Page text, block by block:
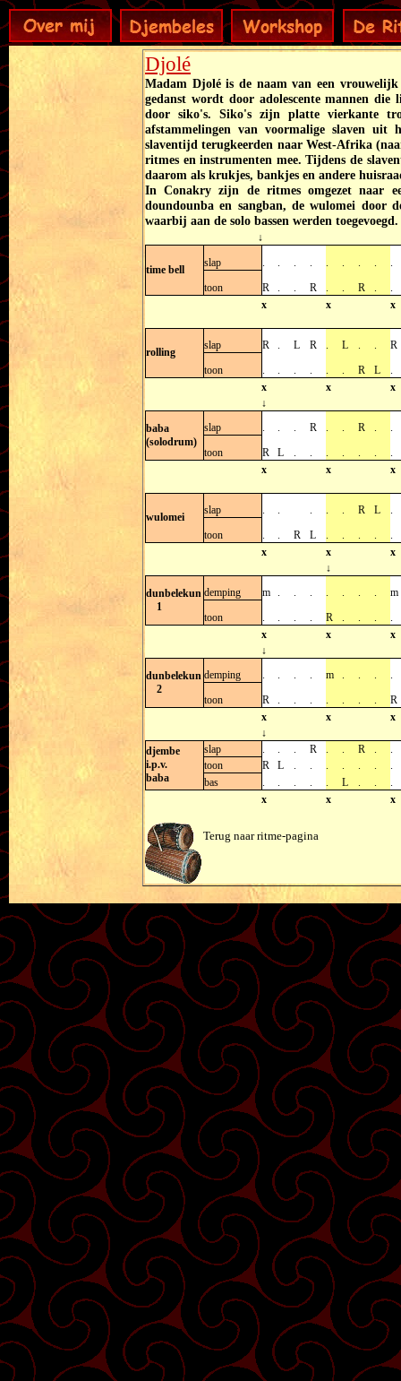
Djolé
Madam Djolé is de naam van een
gedanst wordt door adolescente mannen
door siko's. Siko's zijn platte vierkante
afstammelingen van voormalige slaven uit
slaventijd terugkeerden naar West-Afrika
ritmes en instrumenten mee. Tijdens de
daarom als krukjes, bankjes en andere
In Conakry zijn de ritmes omgezet naar
doundounba en sangban, de wulomei door
waarbij aan de solo bassen werden
↓
time bell
slap . . . . . . . .
.
toon
R . . R . . R .
.
x
x x
rolling
slap R . L R . L . .
R
toon
. . . . . . R L
.
x
x
x
↓
baba
(solodrum)
slap . . . R . . R .
.
toon
R L . . . . . .
.
x
x x
wulomei
slap . . . . . R L
.
toon
. . R L . . . .
.
x
x
x
↓
dunbelekun
1
demping m . . . . . . .
m
toon
. . . . R . . .
.
x
x
x
↓
dunbelekun
2
demping . . . . m . . .
.
toon
R . . . . . . .
R
x
x
x
↓
djembe
i.p.v.
baba
slap . . . R . . R .
.
toon
R L . . . . . .
.
bas
. . . . . L . .
.
x
x x
Terug naar ritme-pagina